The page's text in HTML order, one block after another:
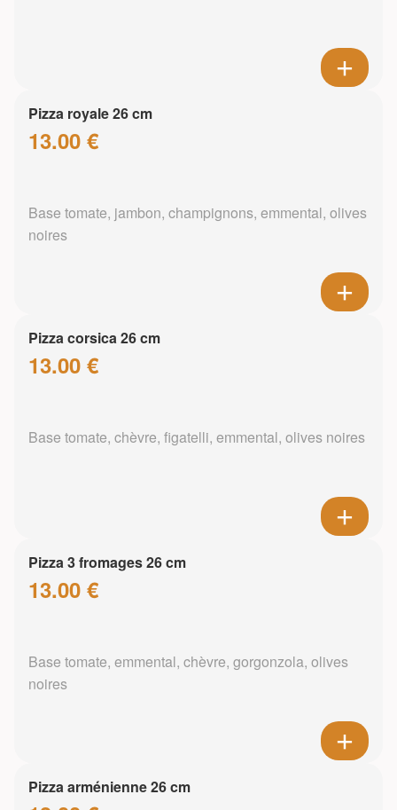
Pizza royale 26 cm
13.00 €
Base tomate, jambon, champignons, emmental, olives
noires
Pizza corsica 26 cm
13.00 €
Base tomate, chèvre, figatelli, emmental, olives noires
Pizza 3 fromages 26 cm
13.00 €
Base tomate, emmental, chèvre, gorgonzola, olives
noires
Pizza arménienne 26 cm